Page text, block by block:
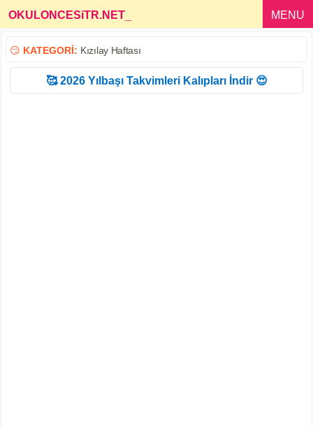
OKULONCESiTR.NET MENU
😏 KATEGORİ: Kızılay Haftası
🥰 2026 Yılbaşı Takvimleri Kalıpları İndir 😍